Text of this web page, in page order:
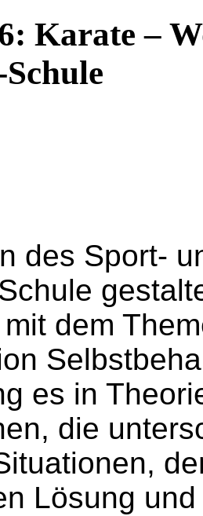
Karate –
des Sport-
dem
es in
die
Lösung